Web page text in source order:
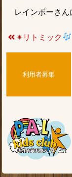
レインボーさ
✴リトミック
利用者募集